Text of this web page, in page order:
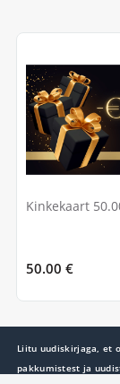
Kinkekaart
50.00 €
Liitu uudiskirjaga, et
pakkumistest ja